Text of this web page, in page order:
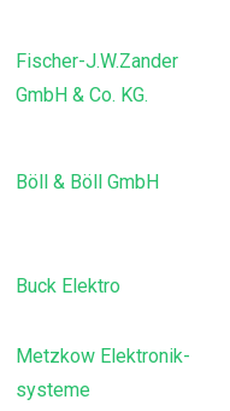
Fischer-J.W.Zander
GmbH & Co. KG.
Böll & Böll GmbH
Buck Elektro
Metzkow Elektronik-
systeme